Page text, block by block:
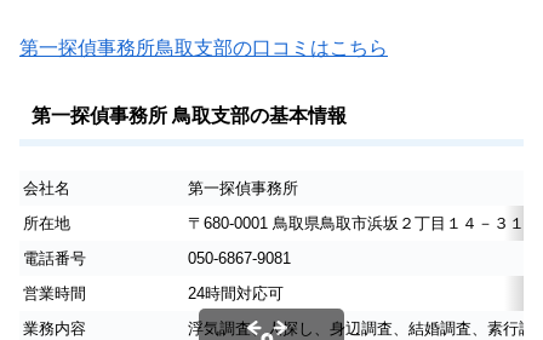
第一探偵事務所鳥取支部の口コミはこちら
第一探偵事務所 鳥取支部の基本情報
会社名
第一探偵事務所
所在地
〒680-0001 鳥取県鳥取市浜坂２丁目１４－３１
電話番号
050-6867-9081
営業時間
24時間対応可
業務内容
浮気調査、人探し、身辺調査、結婚調査、素行